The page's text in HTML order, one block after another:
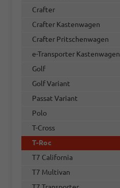
Crafter
Crafter Kastenwagen
Crafter Pritschenwagen
e-Transporter Kastenwagen
Golf
Golf Variant
Passat Variant
Polo
T-Cross
T-Roc
T7 California
T7 Multivan